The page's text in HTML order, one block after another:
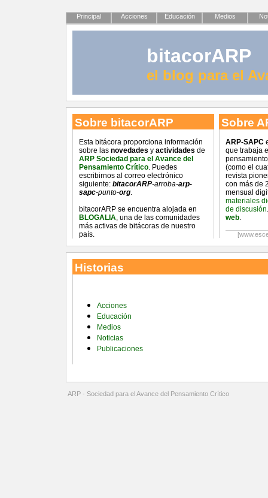
Principal Acciones Educación Medios
bitacorARP
el blog para el
Sobre bitacorARP
Esta bitácora proporciona información
sobre las novedades y actividades de
ARP Sociedad para el Avance del
Pensamiento Crítico. Puedes
escribirnos al correo electrónico
siguiente: bitacorARP-arroba-arp-
sapc-punto-org.
bitacorARP se encuentra alojada en
BLOGALIA, una de las comunidades
más activas de bitácoras de nuestro
país.
Sobre
ARP-SAPC
que trabaja
(como el
revista
con más de
mensual
materiales
de discusión
web.
Historias
Acciones
Educación
Medios
Noticias
Publicaciones
ARP - Sociedad para el Avance del Pensamiento Crítico